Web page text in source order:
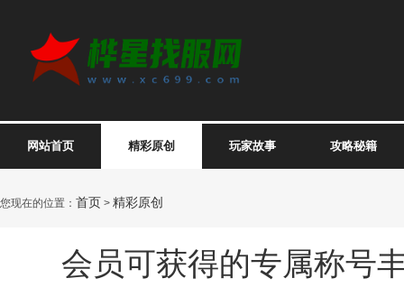
网站首页 精彩原创 玩家故事 攻略秘籍
您现在的位置： 首页 > 精彩原创
会员可获得的专属称号